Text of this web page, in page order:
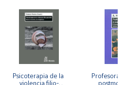
Psicoterapia de la
violencia filio-